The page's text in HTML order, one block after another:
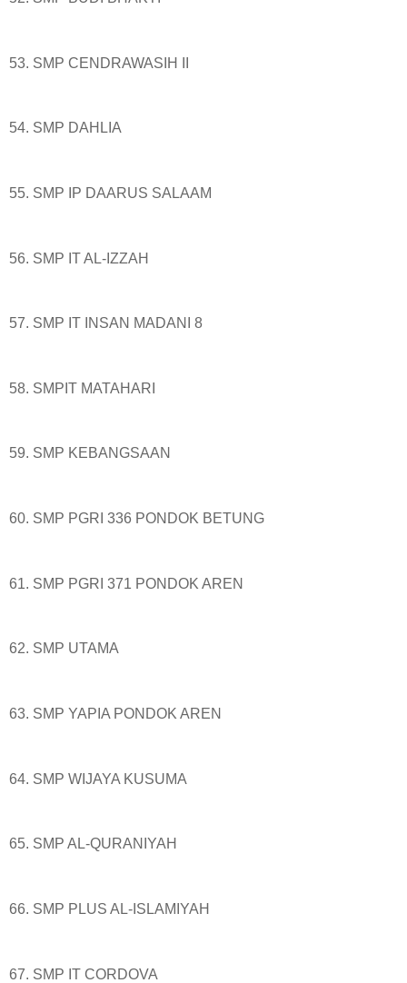
53. SMP CENDRAWASIH II
54. SMP DAHLIA
55. SMP IP DAARUS SALAAM
56. SMP IT AL-IZZAH
57. SMP IT INSAN MADANI 8
58. SMPIT MATAHARI
59. SMP KEBANGSAAN
60. SMP PGRI 336 PONDOK BETUNG
61. SMP PGRI 371 PONDOK AREN
62. SMP UTAMA
63. SMP YAPIA PONDOK AREN
64. SMP WIJAYA KUSUMA
65. SMP AL-QURANIYAH
66. SMP PLUS AL-ISLAMIYAH
67. SMP IT CORDOVA